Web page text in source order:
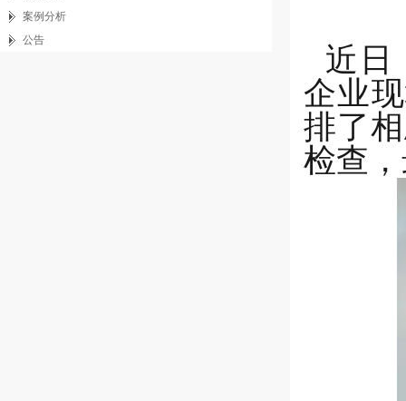
案例分析
公告
近日
企业
排了
检查